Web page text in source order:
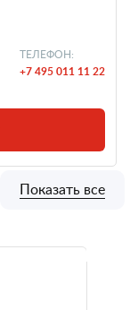
ТЕЛЕФОН:
+7 495 011 11 22
Показать все